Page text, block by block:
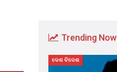
Trending Now
ଦେଶ ବିଦେଶ